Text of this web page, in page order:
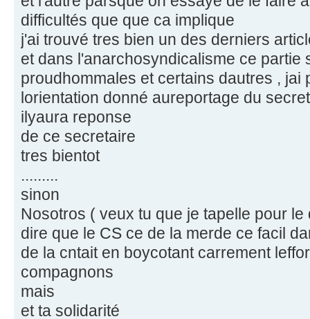
difficultés que que ca implique
j'ai trouvé tres bien un des derniers
et dans l'anarchosyndicalisme ce partie
proudhommales et certains dautres , jai
lorientation donné aureportage du
ilyaura reponse
de ce secretaire
tres bientot
.........
sinon
Nosotros ( veux tu que je tapelle pour
dire que le CS ce de la merde ce facil
de la cntait en boycotant carrement
compagnons
mais
et ta solidarité